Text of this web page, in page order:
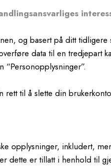
og basert på ditt
data til en tredjepart
til å slette din
inkludert,
dette er tillatt i henhold til